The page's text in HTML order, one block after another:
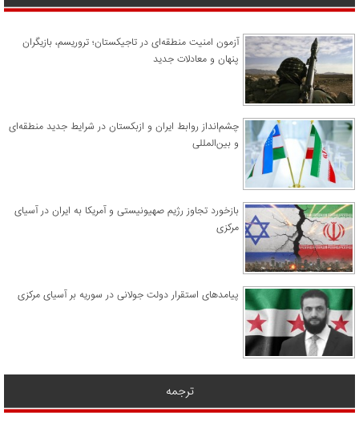
آزمون امنیت منطقه‌ای در تاجیکستان؛ تروریسم، بازیگران
پنهان و معادلات جدید
چشم‌انداز روابط ایران و ازبکستان در شرایط جدید منطقه‌ای
و بین‌المللی
​بازخورد تجاوز رژیم صهیونیستی و آمریکا به ایران در آسیای
مرکزی
پیامدهای استقرار دولت جولانی در سوریه بر آسیای مرکزی
ترجمه